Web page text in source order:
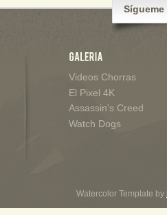
Sígueme
Videos Chorras
El Pixel 4K
Assassin's Creed
Watch Dogs
Watercolor Template by